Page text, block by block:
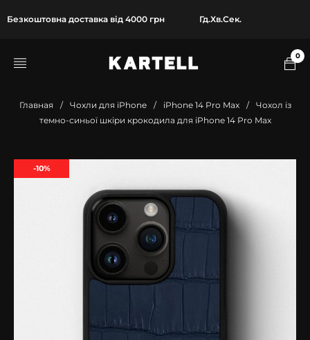
Безкоштовна доставка від 4000 грн Гд.Хв.Сек.
0
Главная / Чохли для iPhone / iPhone 14 Pro Max /
Чохол із
темно-синьої шкіри крокодила для iPhone 14 Pro Max
-10%